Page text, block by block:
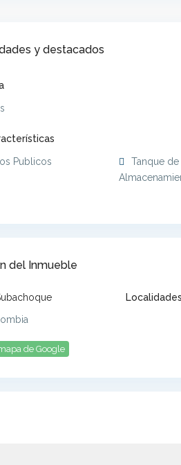
y destacados
Publicos
Tanque
del Inmueble
de Google